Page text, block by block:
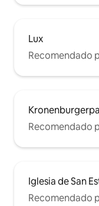
Lux
Recomendado
Recomendado
Iglesia de San
Recomendado